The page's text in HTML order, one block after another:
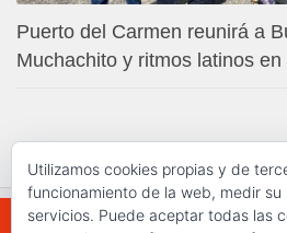
Puerto del Carmen reunirá a
Muchachito y ritmos latinos
Utilizamos cookies propias y de
funcionamiento de la web, medir su
servicios. Puede aceptar todas las